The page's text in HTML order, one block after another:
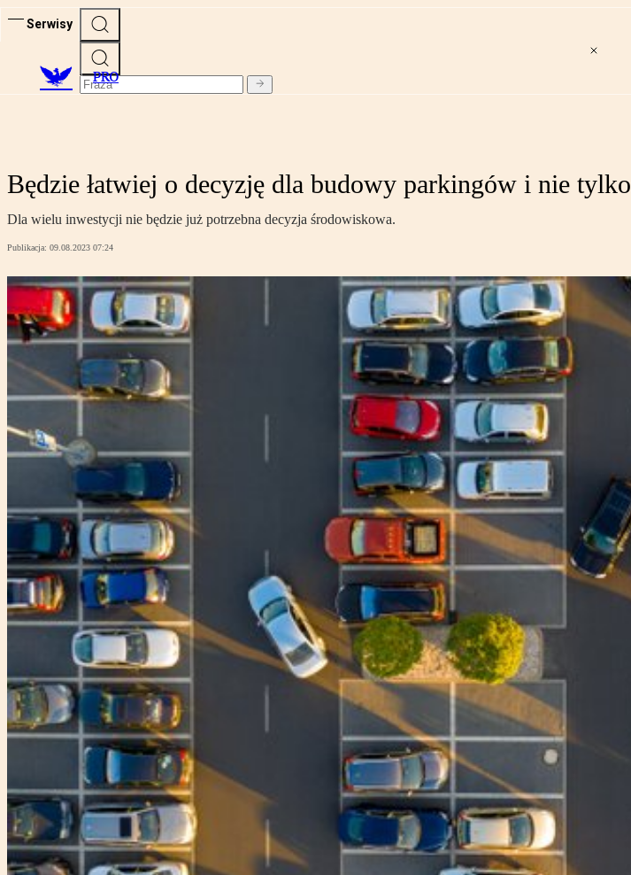
Serwisy
PRO
Będzie łatwiej o decyzję dla budowy parkingów i nie tylko
Dla wielu inwestycji nie będzie już potrzebna decyzja środowiskowa.
Publikacja: 09.08.2023 07:24